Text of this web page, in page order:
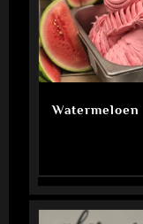
Watermeloen